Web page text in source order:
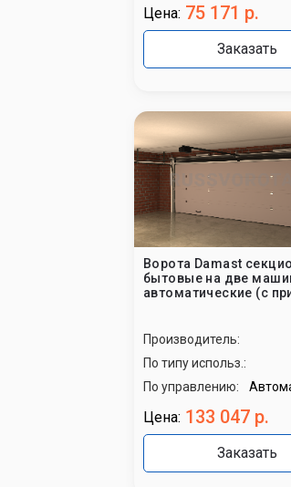
Цена: 75 171 р.
Заказать
Ворота Damast
бытовые на две
автоматические (с
Производитель:
По типу использ.:
По управлению:
Цена: 133 047 р.
Заказать